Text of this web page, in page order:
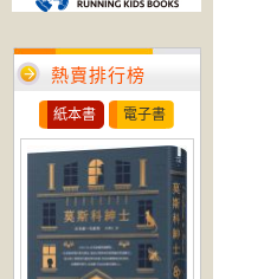
熱賣排行榜
紙本書 電子書